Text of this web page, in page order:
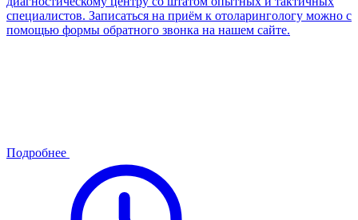
специалистов. Записаться на приём к отоларингологу можно с
помощью формы обратного звонка на нашем сайте.
Подробнее